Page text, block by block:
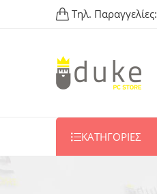
Τηλ. Παραγγελίες:
ΚΑΤΗΓΟΡΙΕΣ